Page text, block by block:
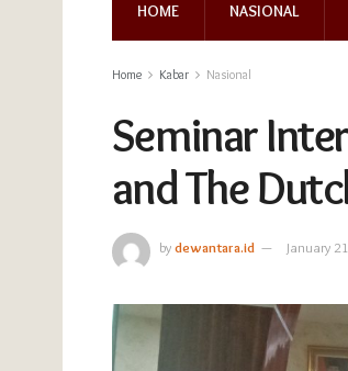
HOME NASIONAL
Home Kabar Nasional
Seminar
and The
bydewantara.id January